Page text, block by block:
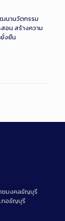
ฒนานวัตกรรม
สอน สร้างความ
งยืน
ชมงคลธัญบุรี
ภอธัญบุรี